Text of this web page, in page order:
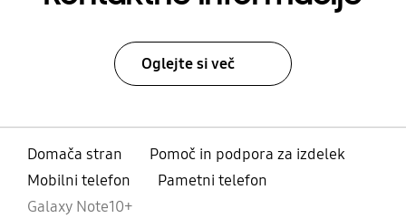
Oglejte si več
Domača stran
Pomoč in podpora za izdelek
Mobilni telefon
Pametni telefon
Galaxy Note10+